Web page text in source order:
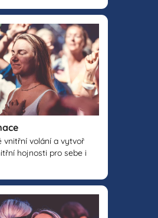
vnitřní volání a vytvoř
hojnosti pro sebe i